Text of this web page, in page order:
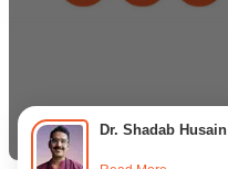
Dr. Shadab Husain